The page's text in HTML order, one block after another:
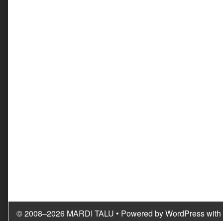
© 2008–2026 MARDI TALU • Powered byWordPresswith